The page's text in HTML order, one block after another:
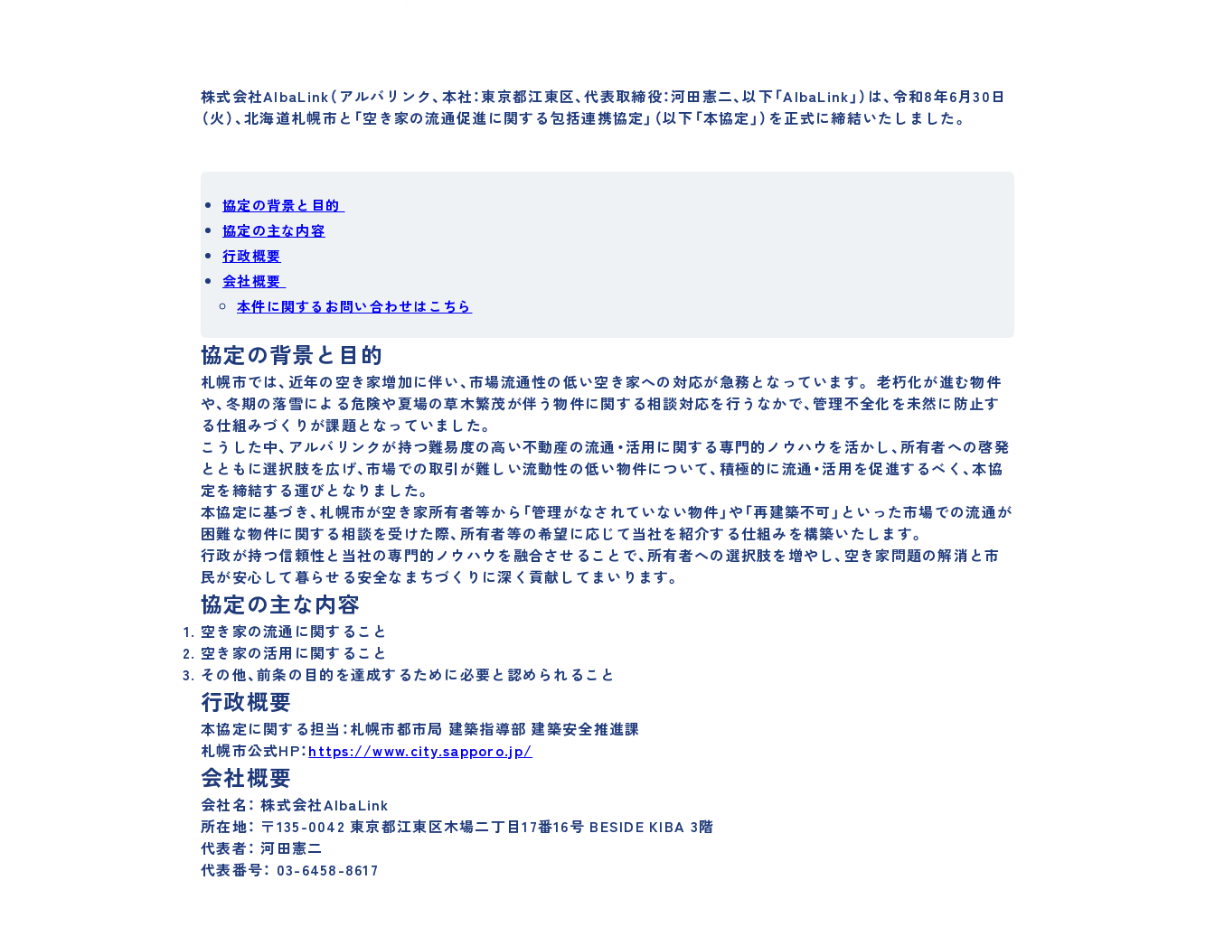
株式会社AlbaLink（アルバリンク、本社：東京都江東区、代表取締役：河田憲二、以下「AlbaLink」）は、令和8年6月30日
（火）、北海道札幌市と「空き家の流通促進に関する包括連携協定」（以下「本協定」）を正式に締結いたしました。
協定の背景と目的
協定の主な内容
行政概要
会社概要
本件に関するお問い合わせはこちら
協定の背景と目的
札幌市では、近年の空き家増加に伴い、市場流通性の低い空き家への対応が急務となっています。 老朽化が進む物件
や、冬期の落雪による危険や夏場の草木繁茂が伴う物件に関する相談対応を行うなかで、管理不全化を未然に防止す
る仕組みづくりが課題となっていました。
こうした中、アルバリンクが持つ難易度の高い不動産の流通・活用に関する専門的ノウハウを活かし、所有者への啓発
とともに選択肢を広げ、市場での取引が難しい流動性の低い物件について、積極的に流通・活用を促進するべく、本協
定を締結する運びとなりました。
本協定に基づき、札幌市が空き家所有者等から「管理がなされていない物件」や「再建築不可」といった市場での流通が
困難な物件に関する相談を受けた際、所有者等の希望に応じて当社を紹介する仕組みを構築いたします。
行政が持つ信頼性と当社の専門的ノウハウを融合させることで、所有者への選択肢を増やし、空き家問題の解消と市
民が安心して暮らせる安全なまちづくりに深く貢献してまいります。
協定の主な内容
空き家の流通に関すること
空き家の活用に関すること
その他、前条の目的を達成するために必要と認められること
行政概要
本協定に関する担当：札幌市都市局 建築指導部 建築安全推進課
札幌市公式HP：https://www.city.sapporo.jp/
会社概要
会社名： 株式会社AlbaLink
所在地： 〒135-0042 東京都江東区木場二丁目17番16号 BESIDE KIBA 3階
代表者： 河田憲二
代表番号： 03-6458-8617